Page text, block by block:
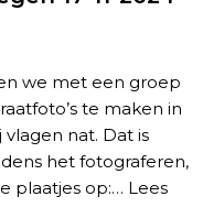
we met een groep
te maken in
nat. Dat is
het fotograferen,
plaatjes op:… Lees